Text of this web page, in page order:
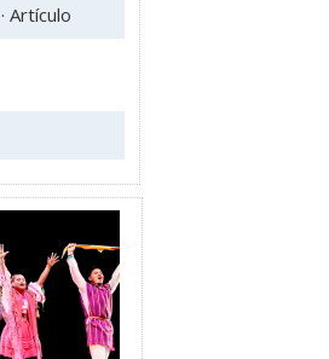
· Artículo